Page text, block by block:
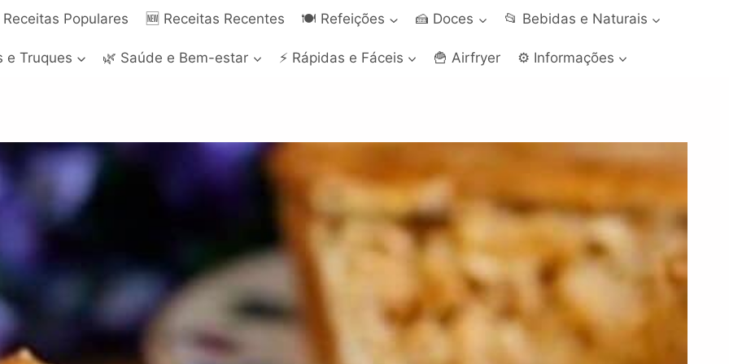
Receitas Populares 🆕 Receitas Recentes 🍽️ Refeições 🍰 Doces 📂 Bebidas e Naturais
e Truques 🌿 Saúde e Bem-estar ⚡ Rápidas e Fáceis 🍟 Airfryer ⚙️ Informações